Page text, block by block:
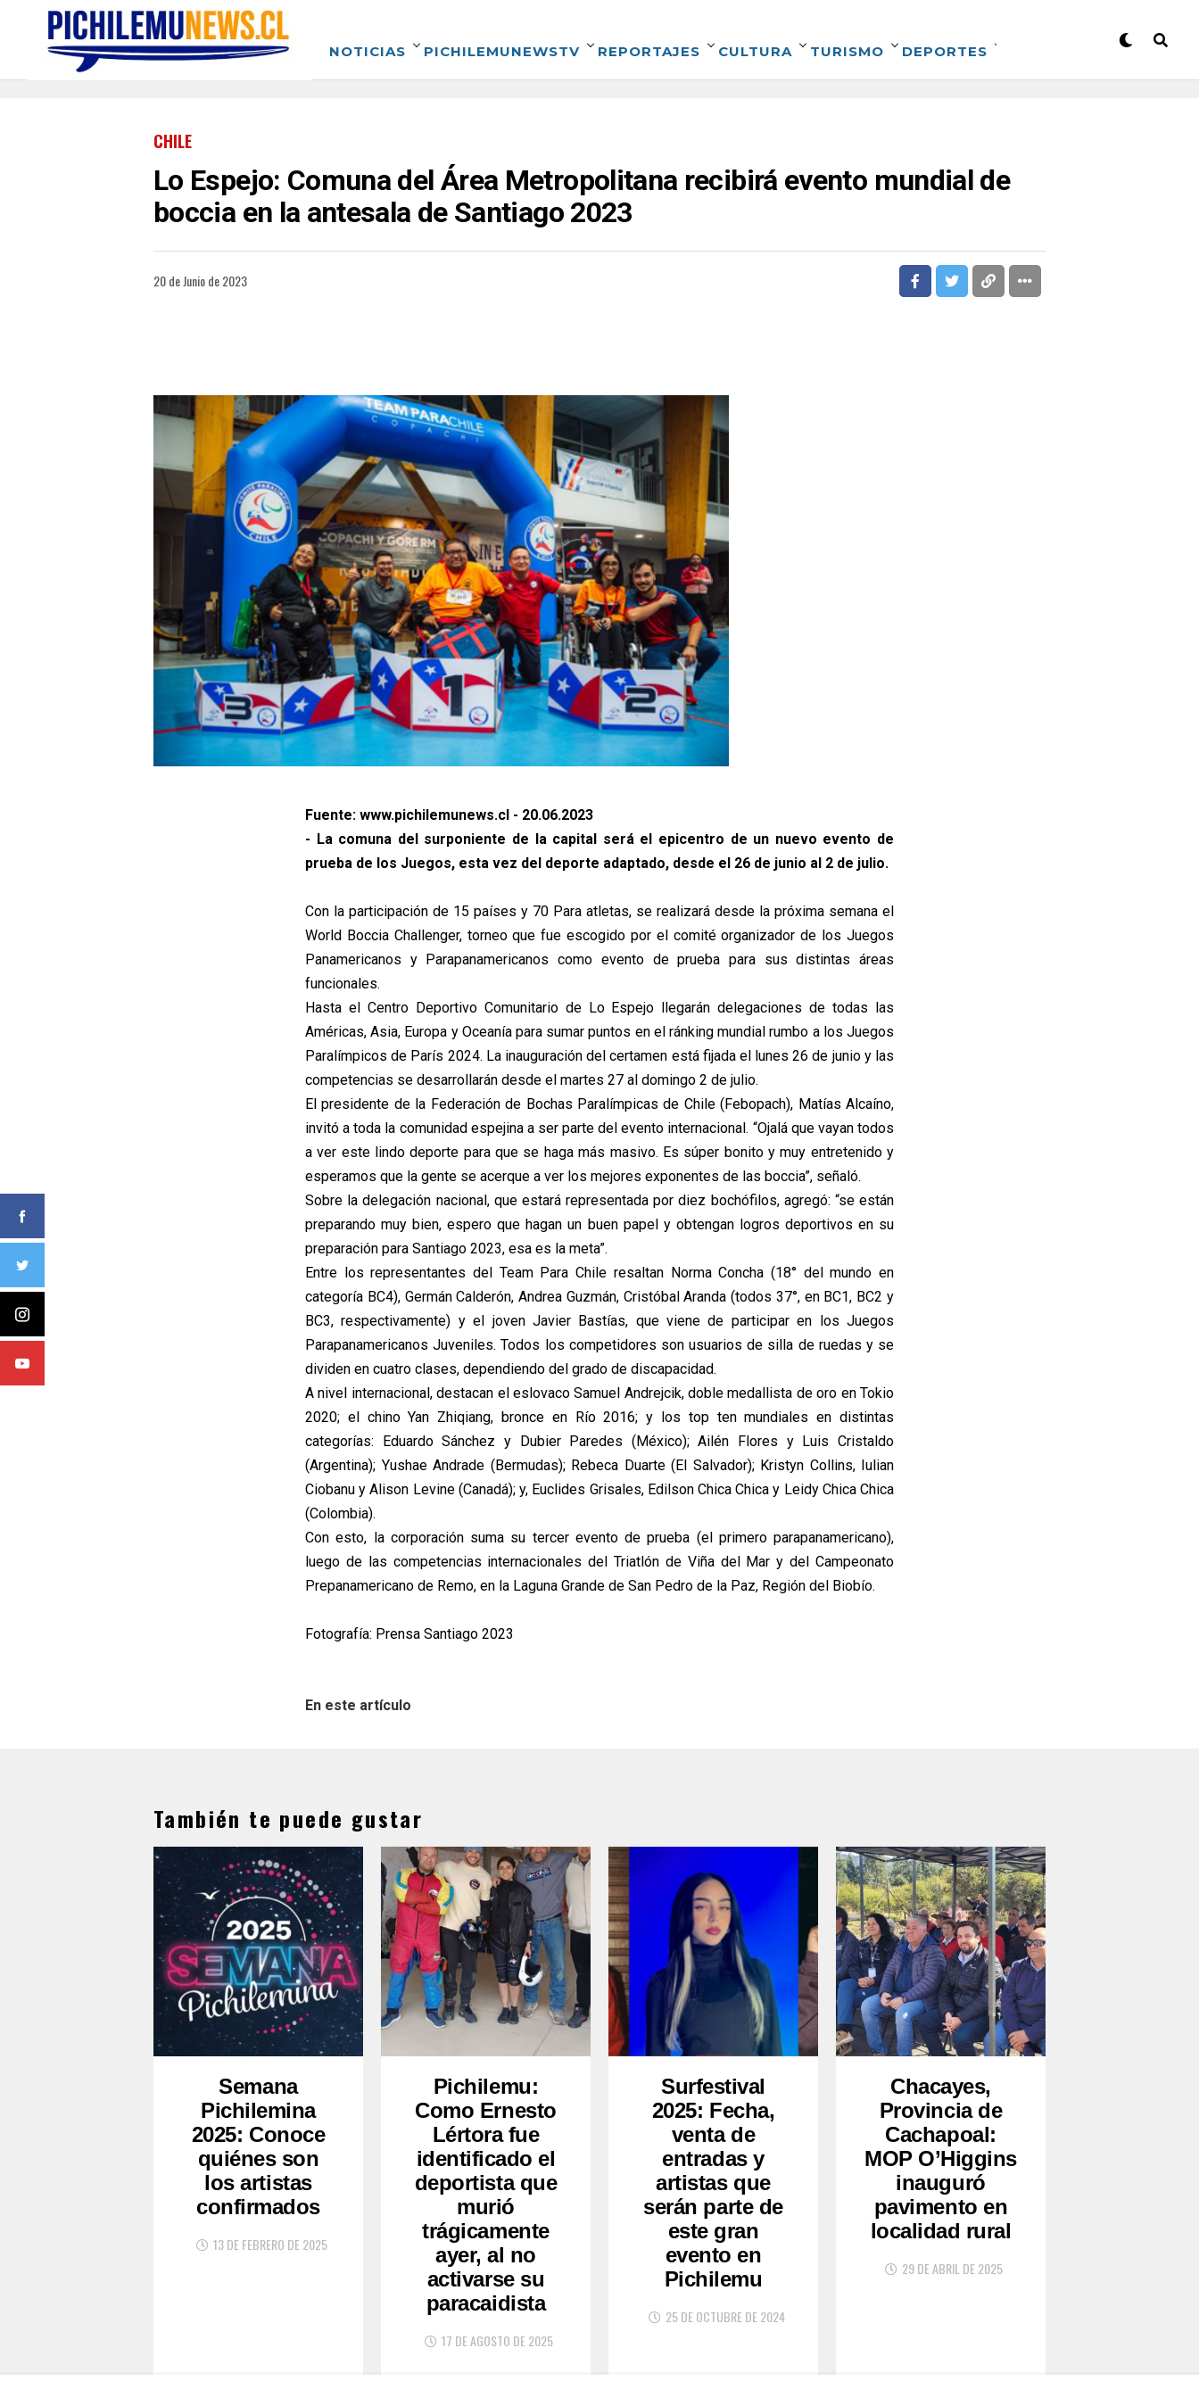
NOTICIAS PICHILEMUNEWSTV REPORTAJES CULTURA TURISMO DEPORTES
CHILE
Lo Espejo: Comuna del Área Metropolitana recibirá evento mundial de
boccia en la antesala de Santiago 2023
20 de Junio de 2023
Fuente: www.pichilemunews.cl - 20.06.2023
- La comuna del surponiente de la capital será el epicentro de un nuevo evento de
prueba de los Juegos, esta vez del deporte adaptado, desde el 26 de junio al 2 de julio.
Con la participación de 15 países y 70 Para atletas, se realizará desde la próxima semana el
World Boccia Challenger, torneo que fue escogido por el comité organizador de los Juegos
Panamericanos y Parapanamericanos como evento de prueba para sus distintas áreas
funcionales.
Hasta el Centro Deportivo Comunitario de Lo Espejo llegarán delegaciones de todas las
Américas, Asia, Europa y Oceanía para sumar puntos en el ránking mundial rumbo a los Juegos
Paralímpicos de París 2024. La inauguración del certamen está fijada el lunes 26 de junio y las
competencias se desarrollarán desde el martes 27 al domingo 2 de julio.
El presidente de la Federación de Bochas Paralímpicas de Chile (Febopach), Matías Alcaíno,
invitó a toda la comunidad espejina a ser parte del evento internacional. “Ojalá que vayan todos
a ver este lindo deporte para que se haga más masivo. Es súper bonito y muy entretenido y
esperamos que la gente se acerque a ver los mejores exponentes de las boccia”, señaló.
Sobre la delegación nacional, que estará representada por diez bochófilos, agregó: “se están
preparando muy bien, espero que hagan un buen papel y obtengan logros deportivos en su
preparación para Santiago 2023, esa es la meta”.
Entre los representantes del Team Para Chile resaltan Norma Concha (18° del mundo en
categoría BC4), Germán Calderón, Andrea Guzmán, Cristóbal Aranda (todos 37°, en BC1, BC2 y
BC3, respectivamente) y el joven Javier Bastías, que viene de participar en los Juegos
Parapanamericanos Juveniles. Todos los competidores son usuarios de silla de ruedas y se
dividen en cuatro clases, dependiendo del grado de discapacidad.
A nivel internacional, destacan el eslovaco Samuel Andrejcik, doble medallista de oro en Tokio
2020; el chino Yan Zhiqiang, bronce en Río 2016; y los top ten mundiales en distintas
categorías: Eduardo Sánchez y Dubier Paredes (México); Ailén Flores y Luis Cristaldo
(Argentina); Yushae Andrade (Bermudas); Rebeca Duarte (El Salvador); Kristyn Collins, Iulian
Ciobanu y Alison Levine (Canadá); y, Euclides Grisales, Edilson Chica Chica y Leidy Chica Chica
(Colombia).
Con esto, la corporación suma su tercer evento de prueba (el primero parapanamericano),
luego de las competencias internacionales del Triatlón de Viña del Mar y del Campeonato
Prepanamericano de Remo, en la Laguna Grande de San Pedro de la Paz, Región del Biobío.
Fotografía: Prensa Santiago 2023
En este artículo
También te puede gustar
Semana
Pichilemina
2025: Conoce
quiénes son
los artistas
confirmados
13 DE FEBRERO DE 2025
Pichilemu:
Como Ernesto
Lértora fue
identificado el
deportista que
murió
trágicamente
ayer, al no
activarse su
paracaidista
17 DE AGOSTO DE 2025
Surfestival
2025: Fecha,
venta de
entradas y
artistas que
serán parte de
este gran
evento en
Pichilemu
25 DE OCTUBRE DE 2024
Chacayes,
Provincia de
Cachapoal:
MOP O’Higgins
inauguró
pavimento en
localidad rural
29 DE ABRIL DE 2025